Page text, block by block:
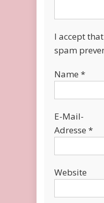
I accept
spam
Name *
E-Mail-
Adresse *
Website